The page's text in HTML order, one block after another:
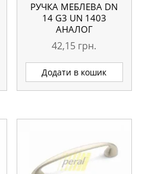
РУЧКА МЕБЛЕВА DN
14 G3 UN 1403
АНАЛОГ
42,15 грн.
Додати в кошик